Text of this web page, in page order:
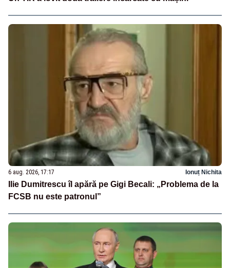
6 aug. 2026, 17:17 Ionuț Nichita
Ilie Dumitrescu îl apără pe Gigi Becali: „Problema de la
FCSB nu este patronul”